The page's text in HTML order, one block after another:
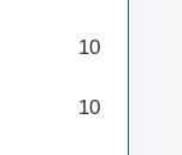
10
10